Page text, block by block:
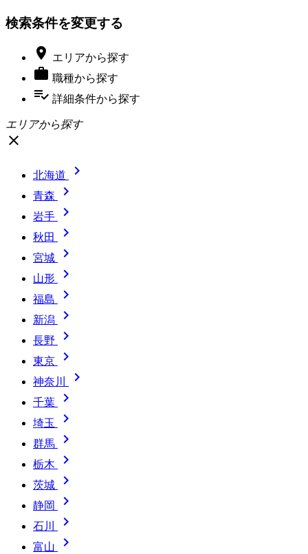
検索条件を変更する
 エリアから探す
 職種から探す
playlist_add_check 詳細条件から探す
エリアから探す
close
北海道 
青森 
岩手 
秋田 
宮城 
山形 
福島 
新潟 
長野 
東京 
神奈川 
千葉 
埼玉 
群馬 
栃木 
茨城 
静岡 
石川 
富山 